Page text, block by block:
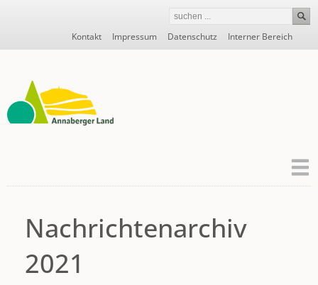
Navigation
überspringen
Kontakt Impressum Datenschutz Interner Bereich
Nachrichtenarchiv
2021